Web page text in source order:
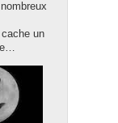
un